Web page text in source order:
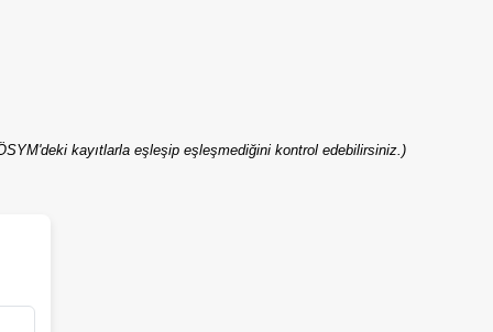
kayıtlarla eşleşip eşleşmediğini kontrol edebilirsiniz.)